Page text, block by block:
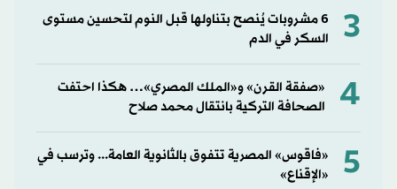
3
6 مشروبات يُنصح بتناولها قبل النوم لتحسين مستوى
السكر في الدم
4
«صفقة القرن» و«الملك المصري»… هكذا احتفت
الصحافة التركية بانتقال محمد صلاح
5
«فاقوس» المصرية تتفوق بالثانوية العامة... وترسب في
«الإقناع»